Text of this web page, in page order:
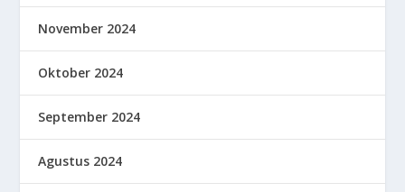
November 2024
Oktober 2024
September 2024
Agustus 2024